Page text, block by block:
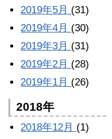
2019年5月 (31)
2019年4月 (30)
2019年3月 (31)
2019年2月 (28)
2019年1月 (26)
2018年
2018年12月 (1)